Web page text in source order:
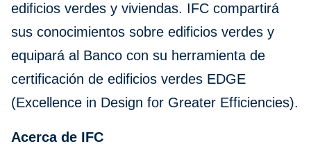
edificios verdes y viviendas. IFC compartirá
sus conocimientos sobre edificios verdes y
equipará al Banco con su herramienta de
certificación de edificios verdes EDGE
(Excellence in Design for Greater Efficiencies).
Acerca de IFC